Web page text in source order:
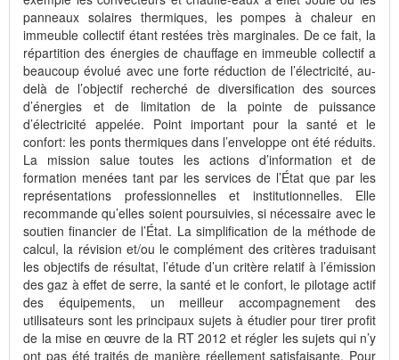
panneaux solaires thermiques, les pompes à chaleur en
immeuble collectif étant restées très marginales. De ce fait, la
répartition des énergies de chauffage en immeuble collectif a
beaucoup évolué avec une forte réduction de l’électricité, au-
delà de l’objectif recherché de diversification des sources
d’énergies et de limitation de la pointe de puissance
d’électricité appelée. Point important pour la santé et le
confort: les ponts thermiques dans l’enveloppe ont été réduits.
La mission salue toutes les actions d’information et de
formation menées tant par les services de l’État que par les
représentations professionnelles et institutionnelles. Elle
recommande qu’elles soient poursuivies, si nécessaire avec le
soutien financier de l’État. La simplification de la méthode de
calcul, la révision et/ou le complément des critères traduisant
les objectifs de résultat, l’étude d’un critère relatif à l’émission
des gaz à effet de serre, la santé et le confort, le pilotage actif
des équipements, un meilleur accompagnement des
utilisateurs sont les principaux sujets à étudier pour tirer profit
de la mise en œuvre de la RT 2012 et régler les sujets qui n’y
ont pas été traités de manière réellement satisfaisante. Pour